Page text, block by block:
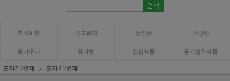
축하화환 근조화환 동양란 서양란
꽃바구니 꽃다발 관엽식물 공기정화식물
도자기/분재 도자기/분재